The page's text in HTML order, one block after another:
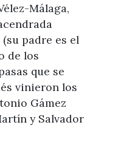
municipio
Ilustres
singularidad turística
Santa de Vélez-
de eventos
y teléfonos del
Málaga,
padre es el
de los
que se
vinieron los
Gámez
y Salvador